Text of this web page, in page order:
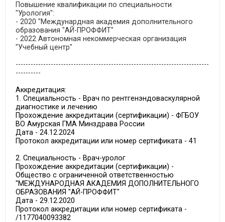
Повышение квалификации по специальности
"Урология":
- 2020 "Междунардная академия дополнительного
образования "АЙ-ПРОФФИТ"
- 2022 Автономная некоммерческая организация
"Учебный центр"
-----------------------------------------------------------------------------
----------
Аккредитация:
1. Специальность - Врач по рентгенэндоваскулярной
диагностике и лечению
Прохождение аккредитации (сертификации) - ФГБОУ
ВО Амурская ГМА Минздрава России
Дата - 24.12.2024
Протокол аккредитации или номер сертификата - 41
2. Специальность - Врач-уролог
Прохождение аккредитации (сертификации) -
Общество с ограниченной ответственностью
"МЕЖДУНАРОДНАЯ АКАДЕМИЯ ДОПОЛНИТЕЛЬНОГО
ОБРАЗОВАНИЯ "АЙ-ПРОФФИТ"
Дата - 29.12.2020
Протокол аккредитации или номер сертификата -
/1177040093382